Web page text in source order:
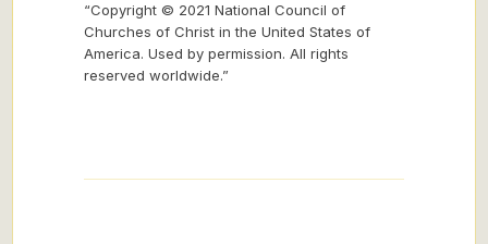
“Copyright © 2021 National Council of
Churches of Christ in the United States of
America. Used by permission. All rights
reserved worldwide.”